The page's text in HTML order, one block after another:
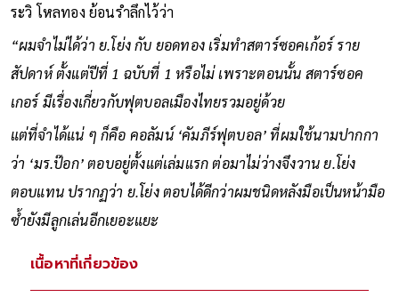
ระวิ โหลทอง ย้อนรำลึกไว้ว่า
“ผมจำไม่ได้ว่า ย.โย่ง กับ ยอดทอง เริ่มทำสตาร์ซอคเก้อร์ ราย
สัปดาห์ ตั้งแต่ปีที่ 1 ฉบับที่ 1 หรือไม่ เพราะตอนนั้น สตาร์ซอค
เกอร์ มีเรื่องเกี่ยวกับฟุตบอลเมืองไทยรวมอยู่ด้วย
แต่ที่จำได้แน่ ๆ ก็คือ คอลัมน์ ‘คัมภีร์ฟุตบอล’ ที่ผมใช้นามปากกา
ว่า ‘มร.ป๊อก’ ตอบอยู่ตั้งแต่เล่มแรก ต่อมาไม่ว่างจึงวาน ย.โย่ง
ตอบแทน ปรากฏว่า ย.โย่ง ตอบได้ดีกว่าผมชนิดหลังมือเป็นหน้ามือ
ซ้ำยังมีลูกเล่นอีกเยอะแยะ
เนื้อหาที่เกี่ยวข้อง